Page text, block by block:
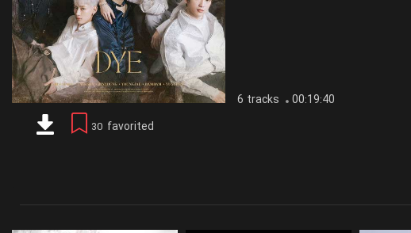
6 tracks 00:19:40
30 favorited